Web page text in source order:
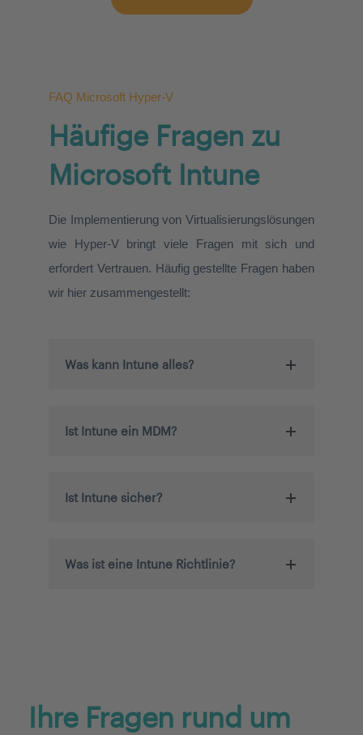
FAQ Microsoft Hyper-V
Häufige Fragen zu
Microsoft Intune
Die Implementierung von Virtualisierungslösungen
wie Hyper-V bringt viele Fragen mit sich und
erfordert Vertrauen. Häufig gestellte Fragen haben
wir hier zusammengestellt:
Was kann Intune alles?
Ist Intune ein MDM?
Ist Intune sicher?
Was ist eine Intune Richtlinie?
Ihre Fragen rund um